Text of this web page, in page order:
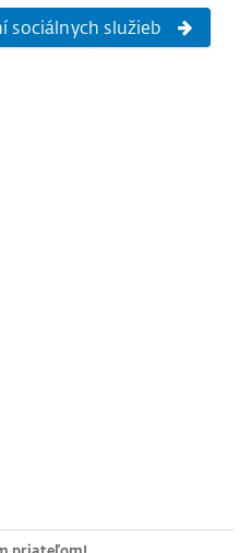
sociálnych služieb